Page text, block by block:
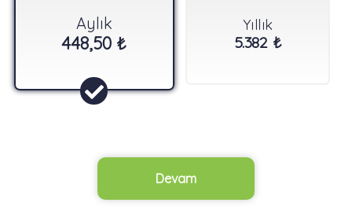
Aylık
448,50 ₺
Yıllık
5.382 ₺
Devam